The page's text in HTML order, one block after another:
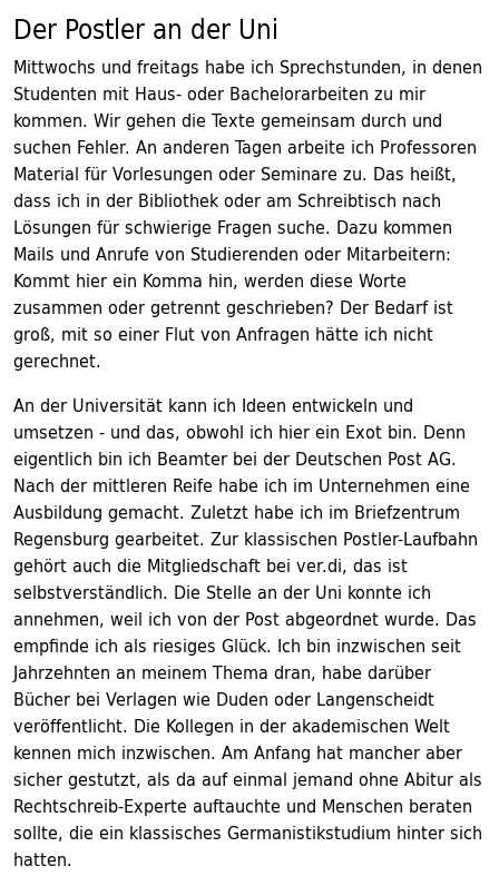
Der Postler an der Uni
Mittwochs und freitags habe ich Sprechstunden, in denen
Studenten mit Haus- oder Bachelorarbeiten zu mir
kommen. Wir gehen die Texte gemeinsam durch und
suchen Fehler. An anderen Tagen arbeite ich Professoren
Material für Vorlesungen oder Seminare zu. Das heißt,
dass ich in der Bibliothek oder am Schreibtisch nach
Lösungen für schwierige Fragen suche. Dazu kommen
Mails und Anrufe von Studierenden oder Mitarbeitern:
Kommt hier ein Komma hin, werden diese Worte
zusammen oder getrennt geschrieben? Der Bedarf ist
groß, mit so einer Flut von Anfragen hätte ich nicht
gerechnet.
An der Universität kann ich Ideen entwickeln und
umsetzen - und das, obwohl ich hier ein Exot bin. Denn
eigentlich bin ich Beamter bei der Deutschen Post AG.
Nach der mittleren Reife habe ich im Unternehmen eine
Ausbildung gemacht. Zuletzt habe ich im Briefzentrum
Regensburg gearbeitet. Zur klassischen Postler-Laufbahn
gehört auch die Mitgliedschaft bei ver.di, das ist
selbstverständlich. Die Stelle an der Uni konnte ich
annehmen, weil ich von der Post abgeordnet wurde. Das
empfinde ich als riesiges Glück. Ich bin inzwischen seit
Jahrzehnten an meinem Thema dran, habe darüber
Bücher bei Verlagen wie Duden oder Langenscheidt
veröffentlicht. Die Kollegen in der akademischen Welt
kennen mich inzwischen. Am Anfang hat mancher aber
sicher gestutzt, als da auf einmal jemand ohne Abitur als
Rechtschreib-Experte auftauchte und Menschen beraten
sollte, die ein klassisches Germanistikstudium hinter sich
hatten.